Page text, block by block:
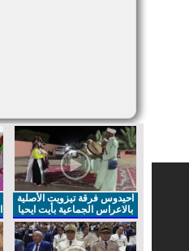
احيدوس فرقة تيزويت الأصلية
بالاعراس الجماعية بأيت ايحيا